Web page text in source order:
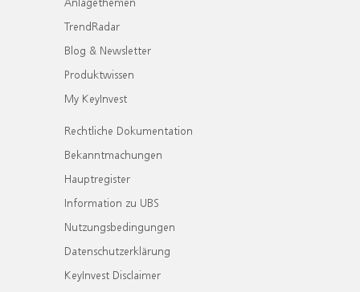
TrendRadar
Blog & Newsletter
Produktwissen
My KeyInvest
Rechtliche Dokumentation
Bekanntmachungen
Hauptregister
Information zu UBS
Nutzungsbedingungen
Datenschutzerklärung
KeyInvest Disclaimer